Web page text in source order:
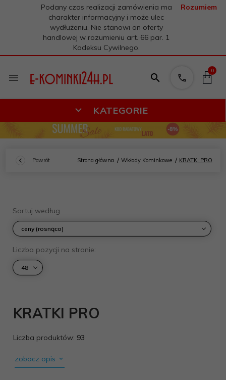
Podany czas realizacji zamówienia ma
charakter informacyjny i może ulec
wydłużeniu. Nie stanowi on oferty
handlowej w rozumieniu art. 66 par. 1
Kodeksu Cywilnego.
Rozumiem
0
KATEGORIE
Powrót Strona główna Wkłady Kominkowe KRATKI PRO
KRATKI PRO
Liczba produktów: 93
Sortuj według
sort
ceny (rosnąco)
Liczba pozycji na stronie:
pop
48
zobacz opis